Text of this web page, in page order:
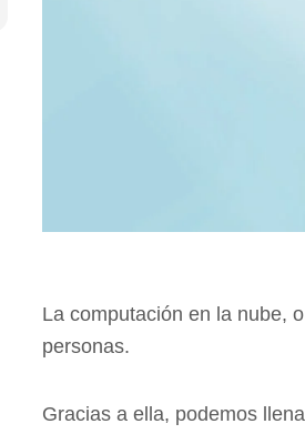
La computación en la nube, o
personas.
Gracias a ella, podemos